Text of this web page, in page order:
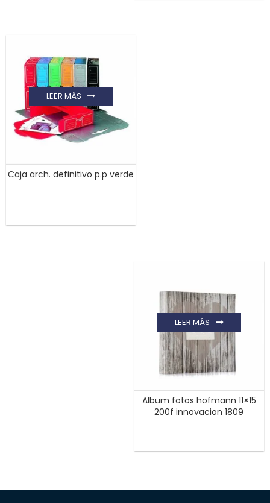
Caja arch. definitivo p.p verde
LEER MÁS
Album fotos hofmann 11×15
200f innovacion 1809
LEER MÁS